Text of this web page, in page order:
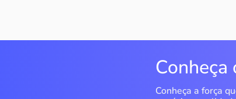
Conheça
Conheça a força